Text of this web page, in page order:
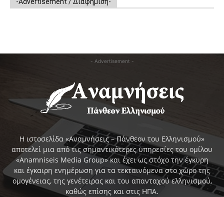
- Advertisement -
Η ιστοσελίδα «Αναμνήσεις – Πάνθεον του Ελληνισμού»
αποτελεί μια από τις σημαντικότερες υπηρεσίες του ομίλου
«Anamniseis Media Group» και έχει ως στόχο την έγκυρη
και έγκαιρη ενημέρωση για τα τεκταινόμενα στο χώρο της
ομογένειας, της γενέτειρας και του απανταχού ελληνισμού,
καθώς επίσης και στις ΗΠΑ.